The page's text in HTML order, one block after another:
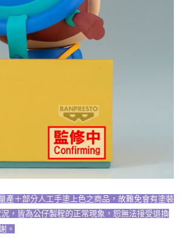
產＋部分人工手塗上色之商品，故難免會有塗裝
，皆為公仔製程的正常現象，恕無法接受退換
。